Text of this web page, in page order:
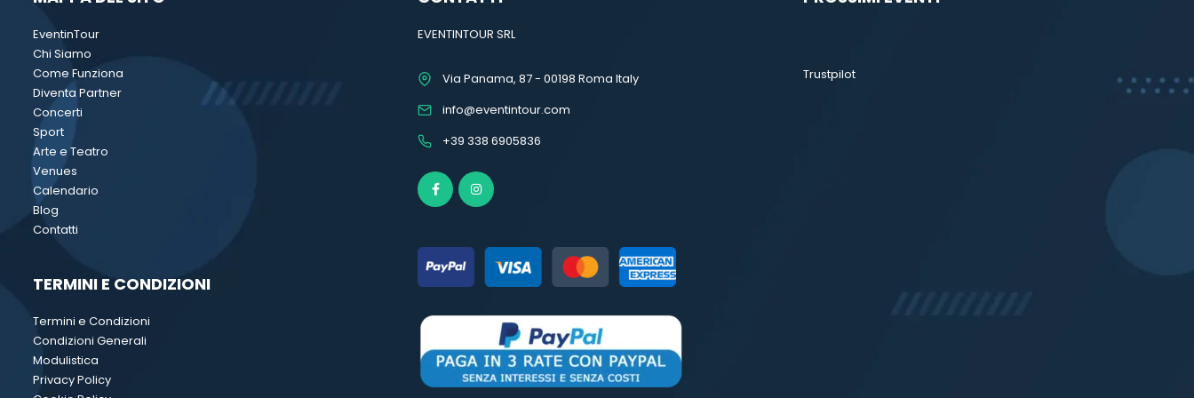
EventinTour
Chi Siamo
Come Funziona
Diventa Partner
Concerti
Sport
Arte e Teatro
Venues
Calendario
Blog
Contatti
TERMINI E CONDIZIONI
Termini e Condizioni
Condizioni Generali
Modulistica
Privacy Policy
EVENTINTOUR SRL
Via Panama, 87 - 00198 Roma Italy
info@eventintour.com
+39 338 6905836
Trustpilot